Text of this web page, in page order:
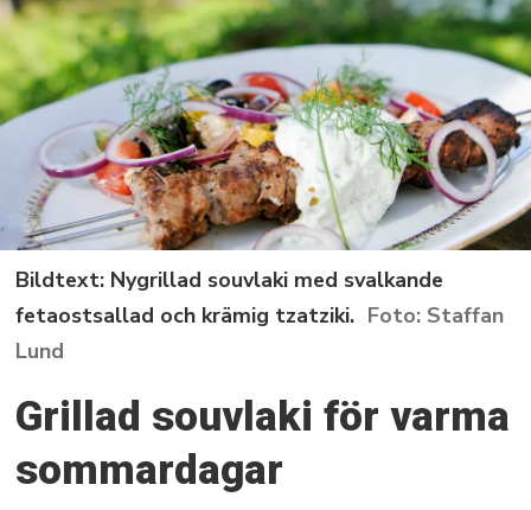
Bildtext: Nygrillad souvlaki med svalkande
fetaostsallad och krämig tzatziki.
Staffan
Lund
Grillad souvlaki för varma
sommardagar